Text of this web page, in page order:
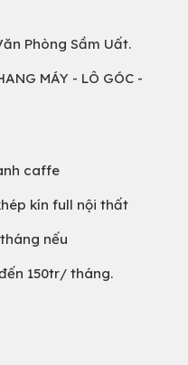
Phòng Sầm Uất.
MÁY - LÔ GÓC -
caffe
kín full nội thất
nếu
150tr/ tháng.